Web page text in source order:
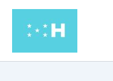
contenido